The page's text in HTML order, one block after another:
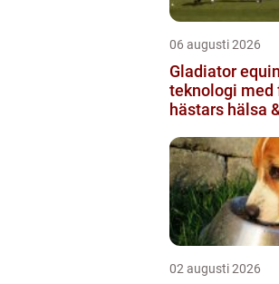
06 augusti 2026
Gladiator
teknologi med
hästars hälsa
02 augusti 2026